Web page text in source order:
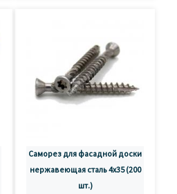
Саморез для фасадной доски
нержавеющая сталь 4x35 (200
шт.)